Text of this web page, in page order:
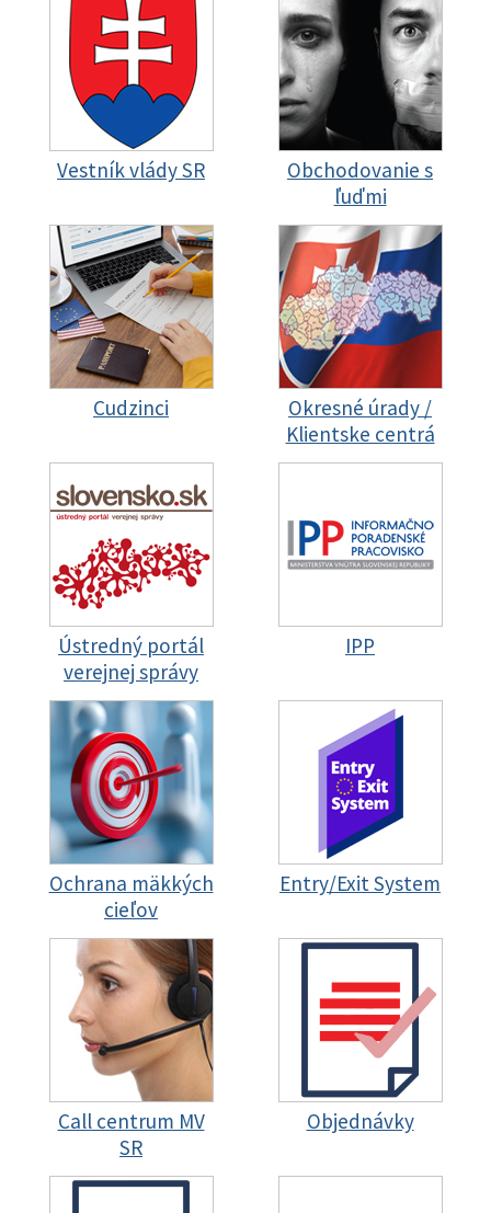
Vestník vlády SR
Obchodovanie s
ľuďmi
Cudzinci
Okresné úrady /
Klientske centrá
Ústredný portál
verejnej správy
IPP
Ochrana mäkkých
cieľov
Entry/Exit System
Call centrum MV
SR
Objednávky